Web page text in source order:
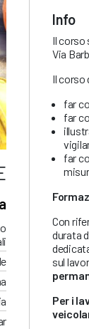
Info
Il corso
Via
Il corso
far
far
far
Con
durata
sul
Per i